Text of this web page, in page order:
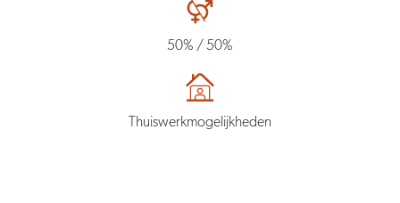
50% / 50%
Thuiswerkmogelijkheden